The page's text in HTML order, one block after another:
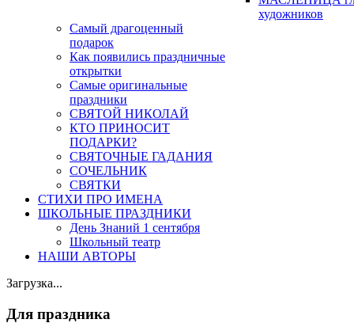
художников
Самый драгоценный
подарок
Как появились праздничные
открытки
Самые оригинальные
праздники
СВЯТОЙ НИКОЛАЙ
КТО ПРИНОСИТ
ПОДАРКИ?
СВЯТОЧНЫЕ ГАДАНИЯ
СОЧЕЛЬНИК
СВЯТКИ
СТИХИ ПРО ИМЕНА
ШКОЛЬНЫЕ ПРАЗДНИКИ
День Знаний 1 сентября
Школьный театр
НАШИ АВТОРЫ
Загрузка...
Для праздника